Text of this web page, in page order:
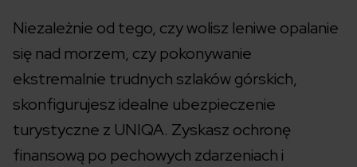
Niezależnie od tego, czy wolisz leniwe opalanie
się nad morzem, czy pokonywanie
ekstremalnie trudnych szlaków górskich,
skonfigurujesz idealne ubezpieczenie
turystyczne z UNIQA. Zyskasz ochronę
finansową po pechowych zdarzeniach i